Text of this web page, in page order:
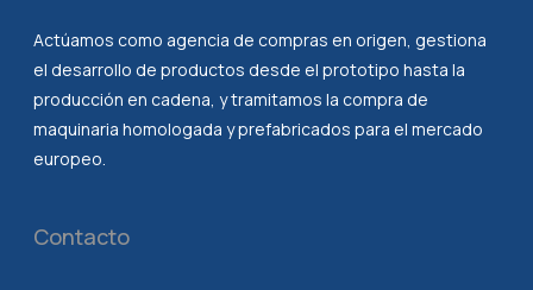
Actúamos como agencia de compras en origen, gestiona
el desarrollo de productos desde el prototipo hasta la
producción en cadena, y tramitamos la compra de
maquinaria homologada y prefabricados para el mercado
europeo.
Contacto